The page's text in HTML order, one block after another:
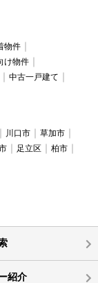
物件
け物件
中古一戸建て
川口市
草加市
足立区
柏市
紹介